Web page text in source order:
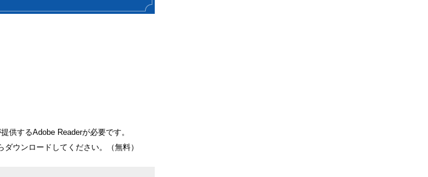
供するAdobe Readerが必要です。
ウンロードしてください。（無料）